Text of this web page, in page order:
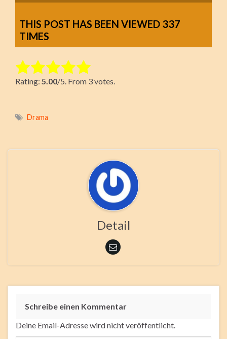
THIS POST HAS BEEN VIEWED 337
TIMES
Rate this item:
Submit Rating
Rating: 5.00/5. From 3 votes.
Drama
Detail
Schreibe einen Kommentar
Deine Email-Adresse wird nicht veröffentlicht.